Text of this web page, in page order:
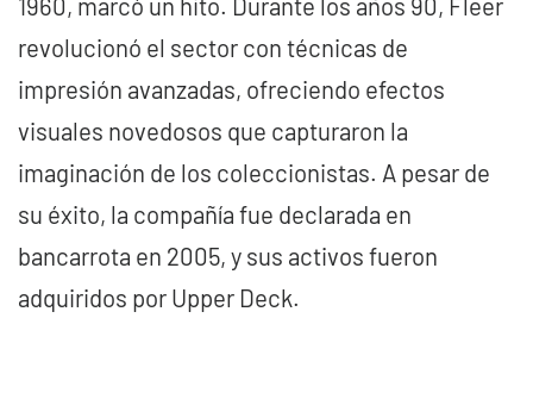
1960, marcó un hito. Durante los años 90, Fleer
revolucionó el sector con técnicas de
impresión avanzadas, ofreciendo efectos
visuales novedosos que capturaron la
imaginación de los coleccionistas. A pesar de
su éxito, la compañía fue declarada en
bancarrota en 2005, y sus activos fueron
adquiridos por Upper Deck.